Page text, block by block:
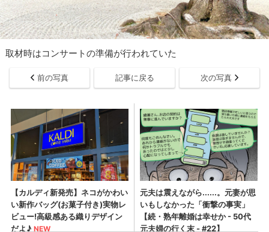
取材時はコンサートの準備が行われていた
前の写真 記事に戻る 次の写真